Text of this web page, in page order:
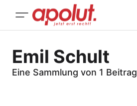
Emil Schult
Eine Sammlung von 1 Beitrag